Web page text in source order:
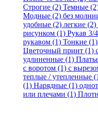
Строгие (2) Темные
Модные (2) без
удобные (2) легкие (2)
рисунком (1) Рукав 3/
рукавом (1) Тонкие (1)
Цветочный принт (1)
удлиненные (1)
с воротом (1) с
теплые / утепленные
(1) Нарядные (1)
или плечами (1)